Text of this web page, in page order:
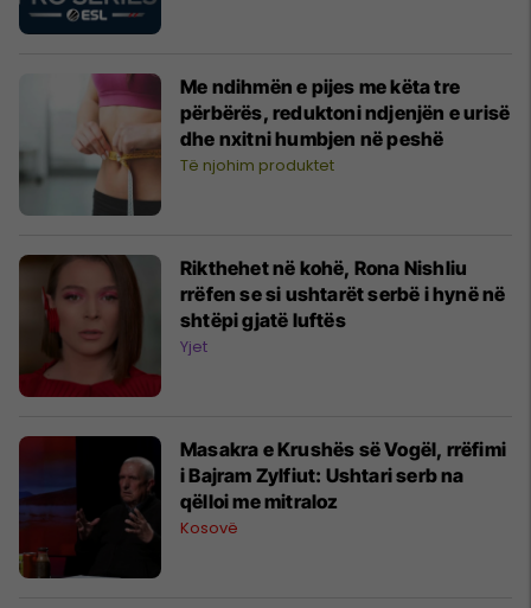
Me ndihmën e pijes me këta tre
përbërës, reduktoni ndjenjën e urisë
dhe nxitni humbjen në peshë
Të njohim produktet
Rikthehet në kohë, Rona Nishliu
rrëfen se si ushtarët serbë i hynë në
shtëpi gjatë luftës
Yjet
Masakra e Krushës së Vogël, rrëfimi
i Bajram Zylfiut: Ushtari serb na
qëlloi me mitraloz
Kosovë